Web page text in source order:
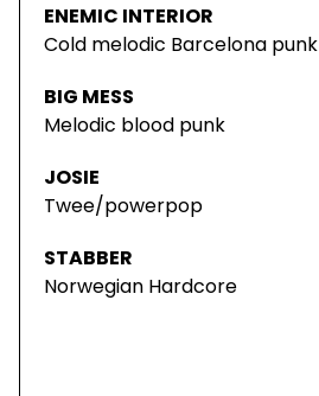
ENEMIC INTERIOR
Cold melodic Barcelona punk
BIG MESS
Melodic blood punk
JOSIE
Twee/powerpop
STABBER
Norwegian Hardcore